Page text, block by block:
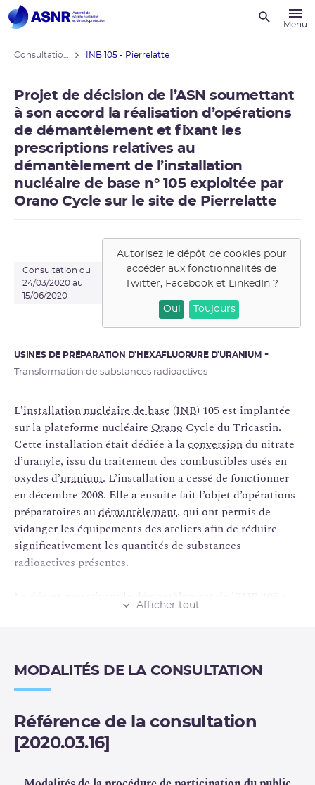
Menu
INB 105 - Pierrelatte
Projet de décision de l’ASN soumettant
à son accord la réalisation d’opérations
de démantèlement et fixant les
prescriptions relatives au
démantèlement de l’installation
nucléaire de base n° 105 exploitée par
Orano Cycle sur le site de Pierrelatte
Consultation du
24/03/2020 au
15/06/2020
Autorisez le dépôt de cookies pour
accéder aux fonctionnalités de
Twitter, Facebook et LinkedIn?
Oui Toujours
USINES DE PRÉPARATION D'HEXAFLUORURE D'URANIUM
Transformation de substances radioactives
Afficher tout
L’installation nucléaire de base (INB) 105 est implantée
sur la plateforme nucléaire Orano Cycle du Tricastin.
Cette installation était dédiée à laconversiondu nitrate
d’uranyle, issu du traitement des combustibles usés en
oxydes d’uranium. L’installation a cessé de fonctionner
en décembre 2008. Elle a ensuite fait l’objet d’opérations
préparatoires audémantèlement, qui ont permis de
vidanger les équipements des ateliers afin de réduire
significativement les quantités de substances
radioactives présentes.
Le décret prescrivant le démantèlement de l’INB 105 a
été publié le 16 décembre 2019.
d’identifier la nécessité de compléter les dispositions du
décret de démantèlement par plusieurs prescriptions
Le projet de décision, qui fait l’objet de la présente
consultation du public, établit ainsi des prescriptions,
MODALITÉS DE LA CONSULTATION
Référence de la consultation
[2020.03.16]